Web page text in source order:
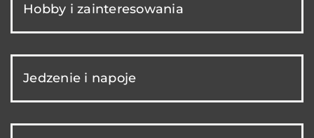
Hobby i zainteresowania
Jedzenie i napoje